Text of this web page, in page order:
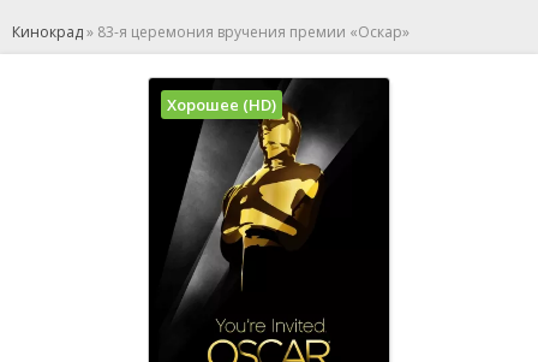
Кинокрад» 83-я церемония вручения премии «Оскар»
Хорошее (HD)